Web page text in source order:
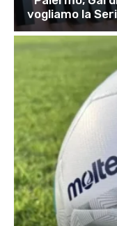
vogliamo la